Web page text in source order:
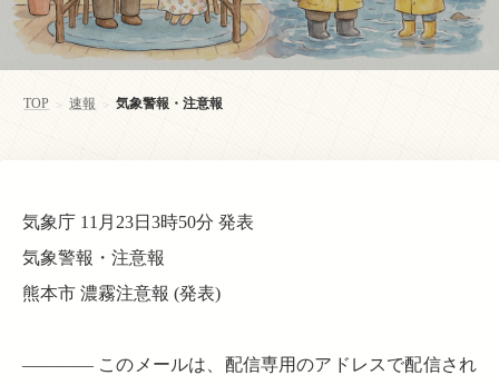
TOP > 速報 > 気象警報・注意報
気象庁 11月23日3時50分 発表
気象警報・注意報
熊本市 濃霧注意報 (発表)
———— このメールは、配信専用のアドレスで配信され